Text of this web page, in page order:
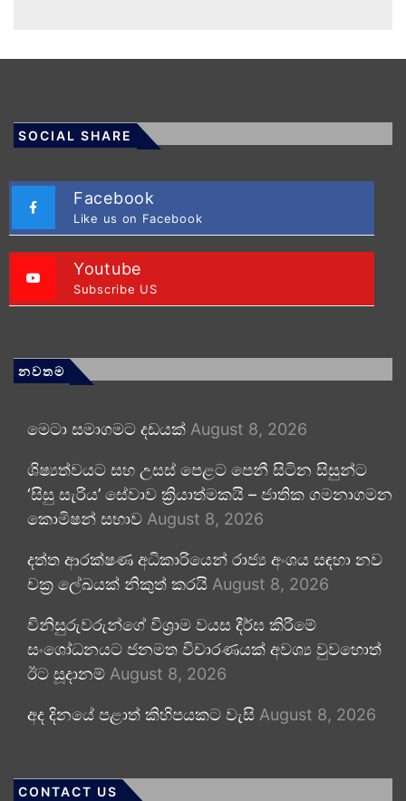
SOCIAL SHARE
Facebook
Like us on Facebook
Youtube
Subscribe US
නවතම
මෙටා සමාගමට දඩයක් August 8, 2026
ශිෂ්‍යත්වයට සහ උසස් පෙළට පෙනී සිටින සිසුන්ට
‘සිසු සැරිය’ සේවාව ක්‍රියාත්මකයි – ජාතික ගමනාගමන
කොමිෂන් සභාව August 8, 2026
දත්ත ආරක්ෂණ අධිකාරියෙන් රාජ්‍ය අංශය සඳහා නව
චක්‍ර ලේඛයක් නිකුත් කරයි August 8, 2026
විනිසුරුවරුන්ගේ විශ්‍රාම වයස දීර්ඝ කිරීමේ
සංශෝධනයට ජනමත විචාරණයක් අවශ්‍ය වුවහොත්
ඊට සූදානම් August 8, 2026
අද දිනයේ පළාත් කිහිපයකට වැසි August 8, 2026
CONTACT US